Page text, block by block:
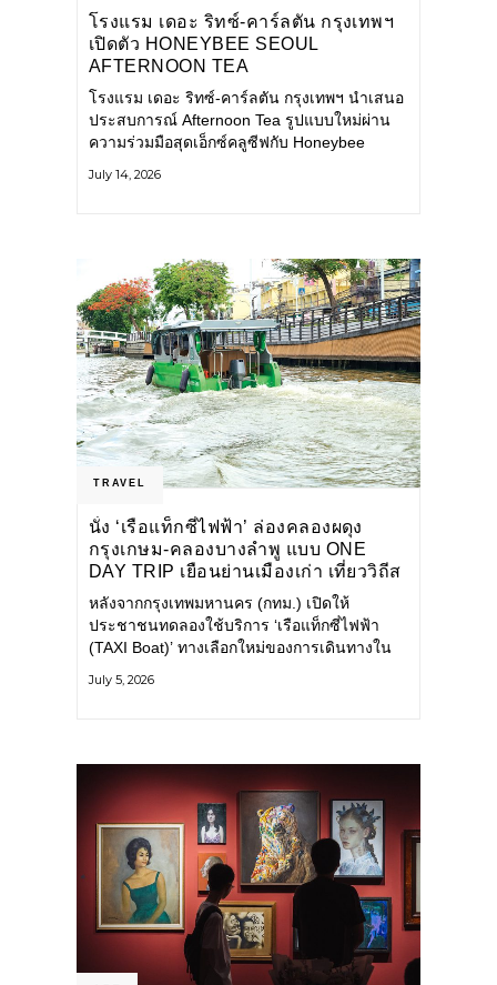
โรงแรม เดอะ ริทซ์-คาร์ลตัน กรุงเทพฯ
เปิดตัว HONEYBEE SEOUL
AFTERNOON TEA
COLLABORATION ณ คาเลโอ
(CALEŌ) ชวนสัมผัสเสน่ห์ของขนม
หวานร่วมสมัยจากกรุงโซล
โรงแรม เดอะ ริทซ์-คาร์ลตัน กรุงเทพฯ นำเสนอ
ประสบการณ์ Afternoon Tea รูปแบบใหม่ผ่าน
ความร่วมมือสุดเอ็กซ์คลูซีฟกับ Honeybee
ดังจากกรุงโซล นำโดยเชฟอึนจอง
July 14, 2026
TRAVEL
นั่ง ‘เรือแท็กซี่ไฟฟ้า’ ล่องคลองผดุง
กรุงเกษม-คลองบางลำพู แบบ ONE
DAY TRIP เยือนย่านเมืองเก่า เที่ยววิถีส
โลว์ไลฟ์แบบรักษ์โลก
หลังจากกรุงเทพมหานคร (กทม.) เปิดให้
ประชาชนทดลองใช้บริการ ‘เรือแท็กซี่ไฟฟ้า
(TAXI Boat)’ ทางเลือกใหม่ของการเดินทางใน
แวดล้อม ผ่านแอปพลิเคชัน MuvMi (มูฟมี)
July 5, 2026